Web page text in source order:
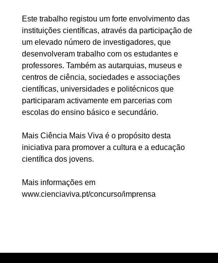
Este trabalho registou um forte envolvimento das
instituições científicas, através da participação de
um elevado número de investigadores, que
desenvolveram trabalho com os estudantes e
professores. Também as autarquias, museus e
centros de ciência, sociedades e associações
científicas, universidades e politécnicos que
participaram activamente em parcerias com
escolas do ensino básico e secundário.
Mais Ciência Mais Viva é o propósito desta
iniciativa para promover a cultura e a educação
científica dos jovens.
Mais informações em
www.cienciaviva.pt/concurso/imprensa